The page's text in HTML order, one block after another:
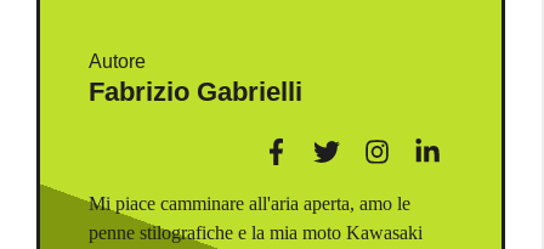
Autore
Fabrizio Gabrielli
Mi piace camminare all'aria aperta, amo le
penne stilografiche e la mia moto Kawasaki